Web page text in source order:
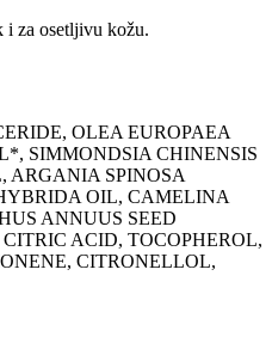
i za osetljivu kožu.
OLEA EUROPAEA
SIMMONDSIA CHINENSIS
ARGANIA SPINOSA
OIL, CAMELINA
ANNUUS SEED
ACID, TOCOPHEROL,
CITRONELLOL,